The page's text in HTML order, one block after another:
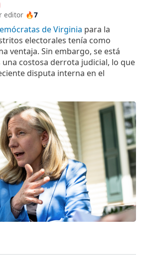
editor 🔥7
de Virginia para la
electorales tenía como
ventaja. Sin embargo, se está
costosa derrota judicial, lo que
disputa interna en el